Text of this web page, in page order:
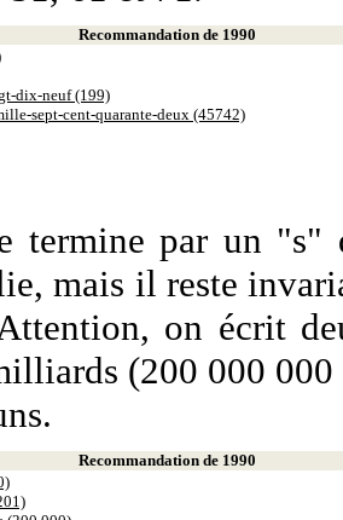
Recommandation de 1990
dix-neuf (199)
sept-cent-quarante-deux (45742)
termine par un "s"
mais il reste
on écrit
(200 000
Recommandation de 1990